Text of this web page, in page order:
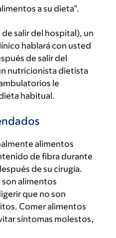
a su dieta”.
salir del hospital), un
hablará con usted
de salir del
nutricionista dietista
le
habitual.
alimentos
de fibra durante
de su cirugía.
alimentos
que no son
Comer alimentos
síntomas molestos,